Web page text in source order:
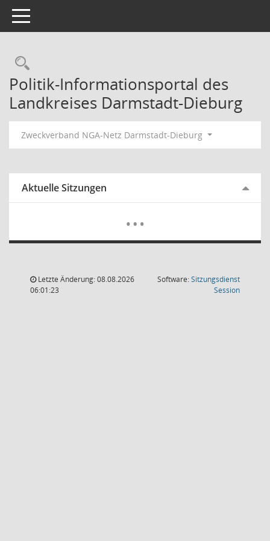
Toggle navigation
Rechercheauswahl
Politik-Informationsportal des
Landkreises Darmstadt-Dieburg
Zweckverband NGA-Netz Darmstadt-Dieburg
Aktuelle Sitzungen
…Mehr
Letzte Änderung: 08.08.2026
06:01:23
Software:Sitzungsdienst
Session(Wird in